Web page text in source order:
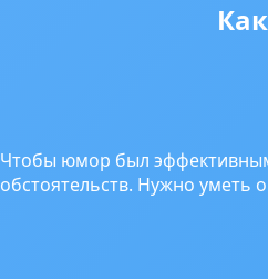
Чтобы юмор был
обстоятельств. Нужно уметь